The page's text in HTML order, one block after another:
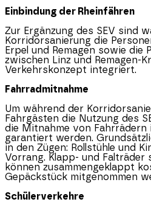
Einbindung der Rheinfähren
Zur Ergänzung des SEV sind
Korridorsanierung die
Erpel und Remagen sowie die
zwischen Linz und Remagen-
Verkehrskonzept integriert.
Fahrradmitnahme
Um während der
Fahrgästen die Nutzung des
die Mitnahme von Fahrrädern
garantiert werden.
in den Zügen: Rollstühle und
Vorrang. Klapp- und Falträder
können zusammengeklappt
Gepäckstück mitgenommen
Schülerverkehre